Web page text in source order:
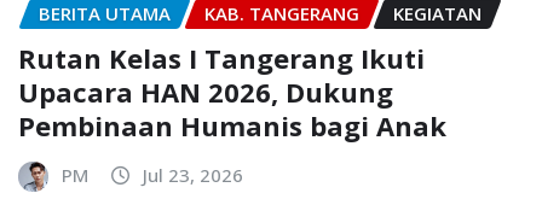
BERITA UTAMA KAB. TANGERANG KEGIATAN
Rutan Kelas I Tangerang Ikuti
Upacara HAN 2026, Dukung
Pembinaan Humanis bagi Anak
PM Jul 23, 2026